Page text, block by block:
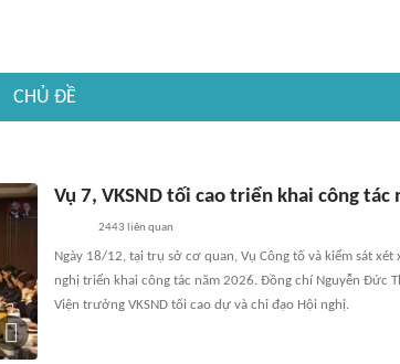
CHỦ ĐỀ
Vụ 7, VKSND tối cao triển khai công tác
2443 liên quan
Ngày 18/12, tại trụ sở cơ quan, Vụ Công tố và kiểm sát
nghị triển khai công tác năm 2026. Đồng chí Nguyễn Đức
Viện trưởng VKSND tối cao dự và chỉ đạo Hội nghị.